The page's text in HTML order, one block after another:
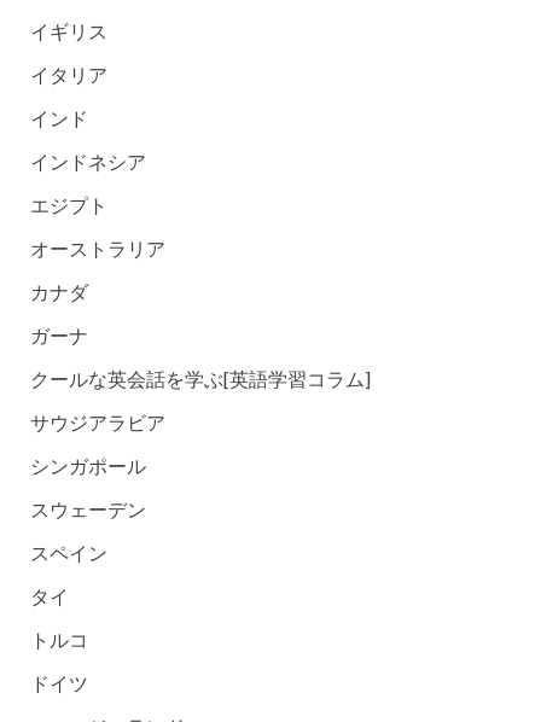
イギリス
イタリア
インド
インドネシア
エジプト
オーストラリア
カナダ
ガーナ
クールな英会話を学ぶ[英語学習コラム]
サウジアラビア
シンガポール
スウェーデン
スペイン
タイ
トルコ
ドイツ